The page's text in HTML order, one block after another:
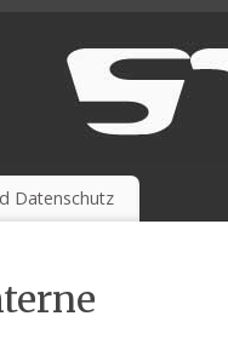
Datenschutz